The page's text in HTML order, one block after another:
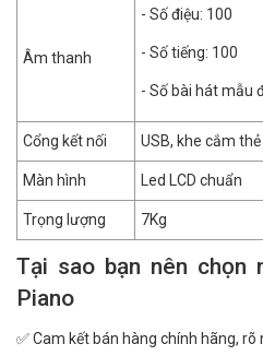
Âm thanh
- Số điệu: 100
- Số tiếng: 100
- Số bài hát mẫu
Cổng kết nối USB, khe cắm
Màn hình Led LCD chuẩn
Trọng lượng 7Kg
Tại sao bạn nên chọn
Piano
✅ Cam kết bán hàng chính hãng, rõ